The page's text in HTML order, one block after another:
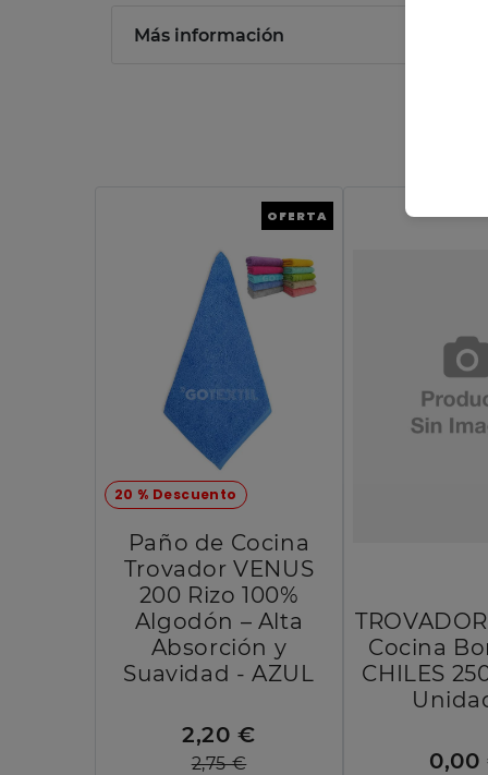
Más información
20 % Descuento
OFERTA
Paño de Cocina
Trovador VENUS
200 Rizo 100%
Algodón – Alta
Absorción y
Suavidad - AZUL
2,20 €
2,75 €
Cocina
CHILES
0,00